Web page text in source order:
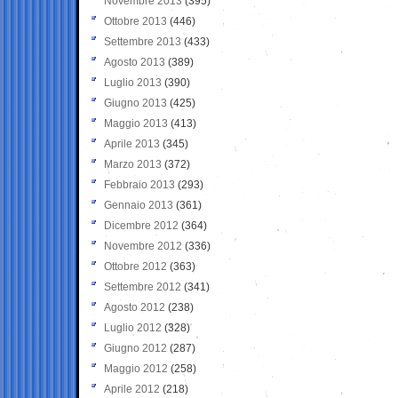
Ottobre 2013 (446)
Settembre 2013 (433)
Agosto 2013 (389)
Luglio 2013 (390)
Giugno 2013 (425)
Maggio 2013 (413)
Aprile 2013 (345)
Marzo 2013 (372)
Febbraio 2013 (293)
Gennaio 2013 (361)
Dicembre 2012 (364)
Novembre 2012 (336)
Ottobre 2012 (363)
Settembre 2012 (341)
Agosto 2012 (238)
Luglio 2012 (328)
Giugno 2012 (287)
Maggio 2012 (258)
Aprile 2012 (218)